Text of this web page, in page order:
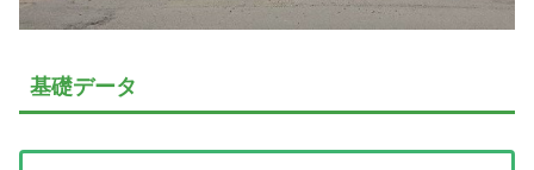
基礎データ